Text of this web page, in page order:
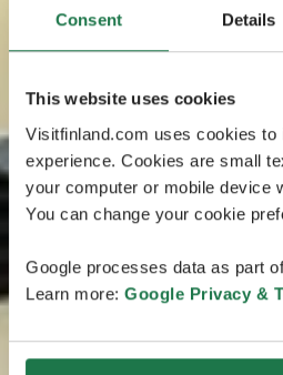
Consent Details
This website uses cookies
Visitfinland.com uses cookies to
experience. Cookies are small
your computer or mobile device
You can change your cookie
Google processes data as part
Learn more: Google Privacy &